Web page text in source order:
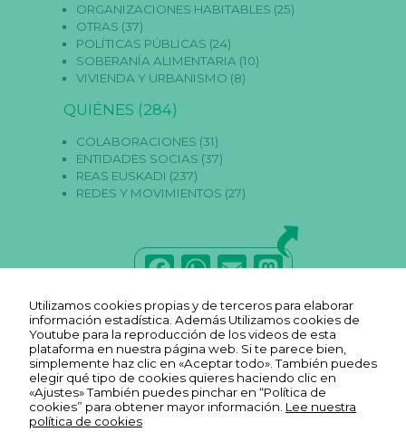
ORGANIZACIONES HABITABLES (25)
OTRAS (37)
POLÍTICAS PÚBLICAS (24)
SOBERANÍA ALIMENTARIA (10)
VIVIENDA Y URBANISMO (8)
QUIÉNES (284)
COLABORACIONES (31)
ENTIDADES SOCIAS (37)
REAS EUSKADI (237)
REDES Y MOVIMIENTOS (27)
F
a
c
e
b
o
W
h
a
ts
A
p
E
m
ai
l
M
a
st
o
d
o
Utilizamos cookies propias y de terceros para elaborar
información estadística. Además Utilizamos cookies de
Youtube para la reproducción de los videos de esta
plataforma en nuestra página web. Si te parece bien,
simplemente haz clic en «Aceptar todo». También puedes
elegir qué tipo de cookies quieres haciendo clic en
«Ajustes» También puedes pinchar en “Política de
cookies” para obtener mayor información. Lee nuestra
política de cookies